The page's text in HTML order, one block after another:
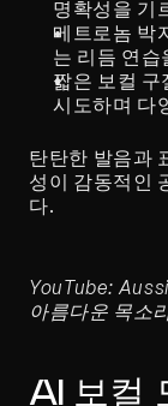
명확성을 기
메트로놈 박
는 리듬 연
짧은 보컬
시도하며 다
탄탄한 발음과
성이 감동적인
다.
YouTube:
아름다운 목소
AI 보컬